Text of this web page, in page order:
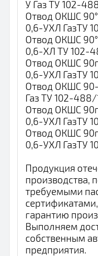
У Газ ТУ 102-
Отвод ОКШС
0,6-УХЛ ГазТУ
Отвод ОКШС
0,6-ХЛ ТУ 102-
Отвод ОКШС
0,6-УХЛ ГазТУ
Отвод ОКШС
Газ ТУ 102-
Отвод ОКШС
0,6-УХЛ ГазТУ
Отвод ОКШС
0,6-УХЛ ГазТУ
Продукция
производства,
требуемыми
гарантию
Выполняем
собственным
предприятия.